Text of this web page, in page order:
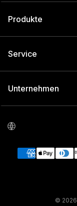
Produkte
Service
Unternehmen
©